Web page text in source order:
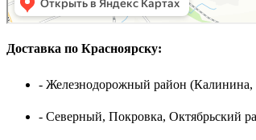
Доставка по Красноярску:
- Железнодорожный район
- Северный, Покровка, Октябрьский